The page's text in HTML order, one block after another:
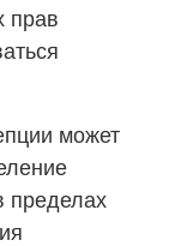
прав
может
пределах